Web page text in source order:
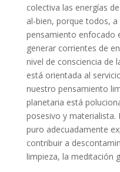
colectiva las energías
al-bien, porque todos,
pensamiento enfocado
generar corrientes de
nivel de consciencia de
está orientada al
nuestro pensamiento
planetaria está
posesivo y
puro adecuadamente
contribuir a
limpieza, la meditación